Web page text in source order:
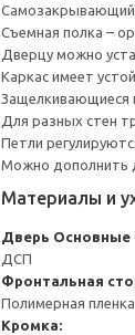
Съемная полка –
Дверцу можно
Каркас имеет
Защелкивающиеся
Для разных стен
Петли
Можно дополнить
Материалы и
Дверь Основные
ДСП
Фронтальная
Полимерная пленка
Кромка: